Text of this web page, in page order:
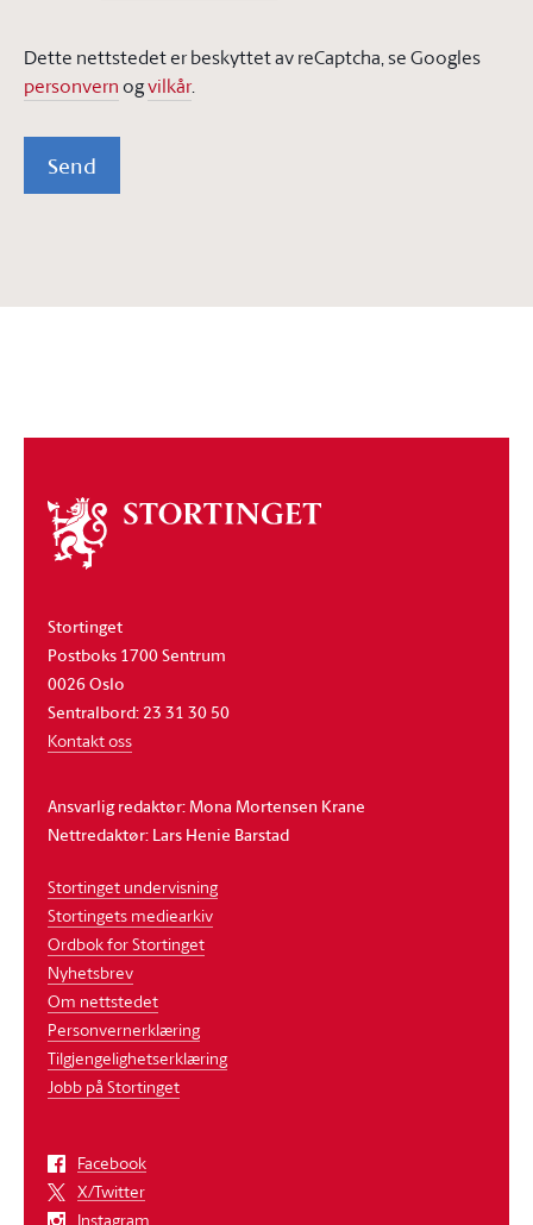
Dette nettstedet er beskyttet av reCaptcha, se Googles
personvern ogvilkår.
Send
Om
stortinget
Stortinget
Postboks 1700 Sentrum
0026 Oslo
Sentralbord: 23 31 30 50
Kontakt oss
Ansvarlig redaktør: Mona Mortensen Krane
Nettredaktør: Lars Henie Barstad
Stortinget undervisning
Stortingets mediearkiv
Ordbok for Stortinget
Nyhetsbrev
Om nettstedet
Personvernerklæring
Tilgjengelighetserklæring
Jobb på Stortinget
Facebook
X/Twitter
Instagram